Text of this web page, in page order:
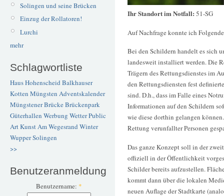
Solingen und seine Brücken
Einzug der Rollatoren!
Lurchi
mehr
Schlagwortliste
Haus Hohenscheid Balkhauser
Kotten Müngsten Adventskalender
Müngstener BrückeBrückenpark
Güterhallen Werbung WetterPublic
ArtKunstAm Wegesrand Winter
WupperSolingen
>>
Benutzeranmeldung
Benutzername: *
Ihr Standort im Notfall: 51-SG
Auf Nachfrage konnte ich
Bei den Schildern handelt es sich
landesweit installiert werden. Die
Trägern des Rettungsdienstes im
den Rettungsdiensten fest
sind. D.h., dass im Falle eines
Informationen auf den Schildern
wie diese dorthin gelangen
Rettung verunfallter Personen
Das ganze Konzept soll in der
offiziell in der Öffentlichkeit
Schilder bereits aufzustellen.
kommt dann über die lokalen
neuen Auflage der Stadtkarte